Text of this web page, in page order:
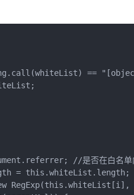
==
//是否在白名
=
new RegExp(this.whiteList[i],